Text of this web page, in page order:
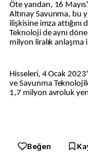
Öte yandan, 16
Altınay Savunma, bu
ilişkisine imza
Teknoloji de aynı
milyon liralık anlaşma
Hisseleri, 4 Ocak
ve Savunma
1,7 milyon avroluk
Beğen